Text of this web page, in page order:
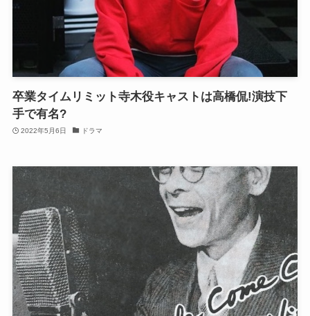
卒業タイムリミット寺木役キャストは高橋侃!演技下
手で有名?
2022年5月6日 ドラマ